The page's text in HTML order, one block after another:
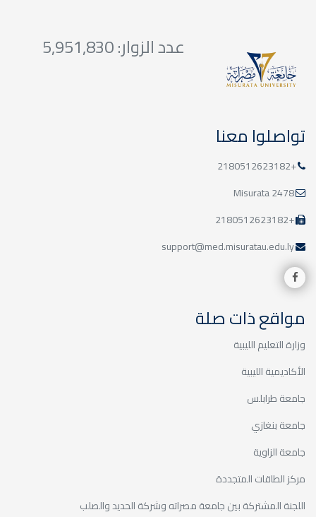
04
عدد الزوار: 5,951,830
تواصلوا معنا
+2180512623182
2478 Misurata
+2180512623182
support@med.misuratau.edu.ly
مواقع ذات صلة
وزارة التعليم الليبية
الأكاديمية الليبية
جامعة طرابلس
جامعة بنغازي
جامعة الزاوية
مركز الطاقات المتجددة
اللجنة المشتركة بين جامعة مصراته وشركة الحديد والصلب